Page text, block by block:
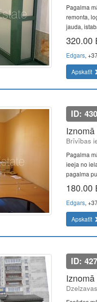
Pagalma
remonta,
jauda,
320.00
Edgars,
Apskatīt
ID:
Brīvības
Pagalma
ieeja no
pagalma
180.00
Edgars,
Apskatīt
ID: